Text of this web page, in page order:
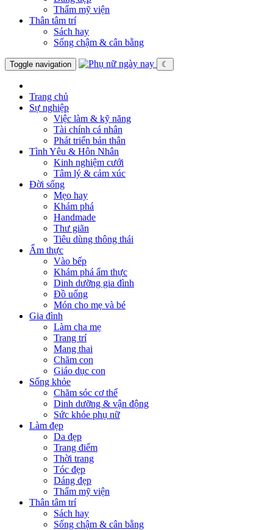
Thẩm mỹ viện
Thân tâm trí
Sách hay
Sống chậm & cân bằng
Toggle navigation ☾
Trang chủ
Sự nghiệp
Việc làm & kỹ năng
Tài chính cá nhân
Phát triển bản thân
Tình Yêu & Hôn Nhân
Kinh nghiệm cưới
Tâm lý & cảm xúc
Đời sống
Mẹo hay
Khám phá
Handmade
Thư giãn
Tiêu dùng thông thái
Ẩm thực
Vào bếp
Khám phá ẩm thực
Dinh dưỡng gia đình
Đồ uống
Món cho mẹ và bé
Gia đình
Làm cha mẹ
Trang trí
Mang thai
Chăm con
Giáo dục con
Sống khỏe
Chăm sóc cơ thể
Dinh dưỡng & vận động
Sức khỏe phụ nữ
Làm đẹp
Da đẹp
Trang điểm
Thời trang
Tóc đẹp
Dáng đẹp
Thẩm mỹ viện
Thân tâm trí
Sách hay
Sống chậm & cân bằng